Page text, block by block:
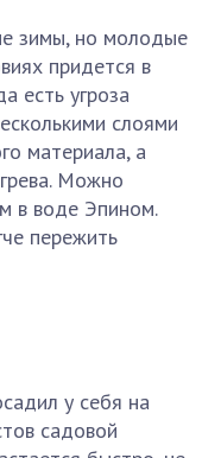
зимы, но молодые
придется в
есть угроза
слоями
материала, а
Можно
в воде Эпином.
пережить
у себя на
садовой